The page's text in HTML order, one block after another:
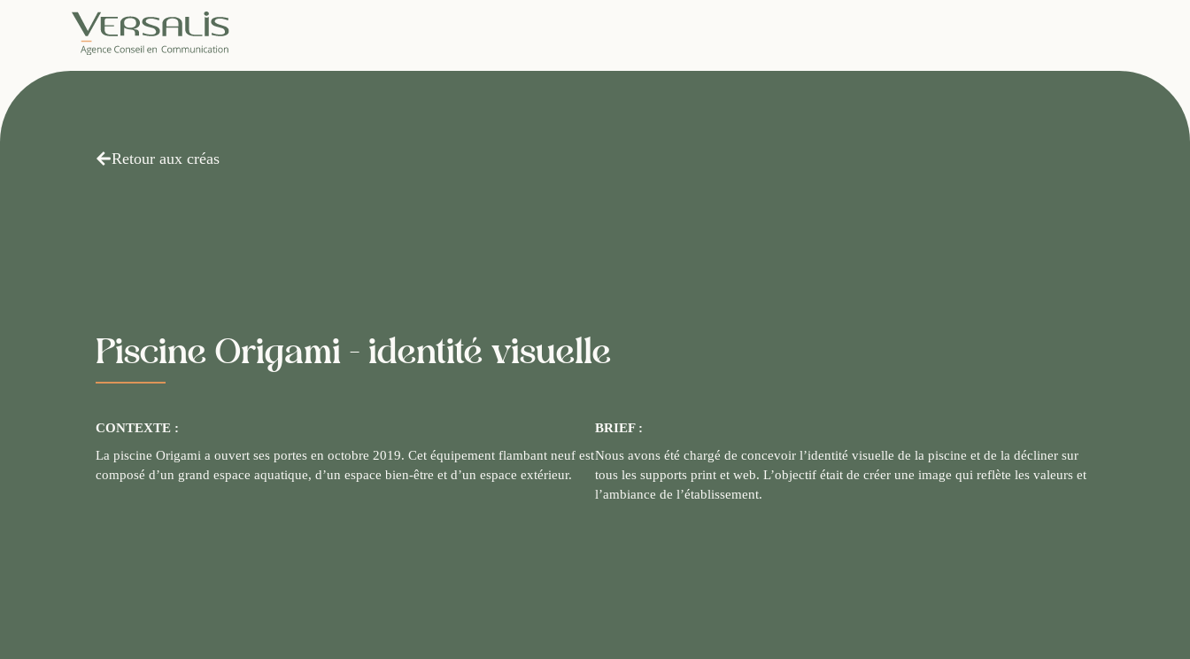
Retour aux créas
Piscine Origami - identité visuelle
CONTEXTE :
La piscine Origami a ouvert ses portes en octobre 2019. Cet équipement flambant neuf est
composé d’un grand espace aquatique, d’un espace bien-être et d’un espace extérieur.
BRIEF :
Nous avons été chargé de concevoir l’identité visuelle de la piscine et de la décliner sur
tous les supports print et web. L’objectif était de créer une image qui reflète les valeurs et
l’ambiance de l’établissement.